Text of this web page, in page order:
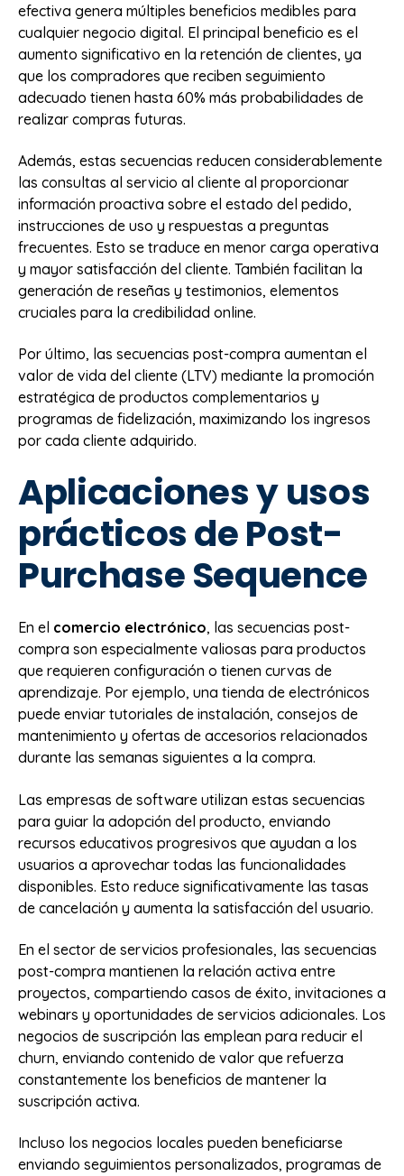
efectiva genera múltiples beneficios medibles para
cualquier negocio digital. El principal beneficio es el
aumento significativo en la retención de clientes, ya
que los compradores que reciben seguimiento
adecuado tienen hasta 60% más probabilidades de
realizar compras futuras.
Además, estas secuencias reducen considerablemente
las consultas al servicio al cliente al proporcionar
información proactiva sobre el estado del pedido,
instrucciones de uso y respuestas a preguntas
frecuentes. Esto se traduce en menor carga operativa
y mayor satisfacción del cliente. También facilitan la
generación de reseñas y testimonios, elementos
cruciales para la credibilidad online.
Por último, las secuencias post-compra aumentan el
valor de vida del cliente (LTV) mediante la promoción
estratégica de productos complementarios y
programas de fidelización, maximizando los ingresos
por cada cliente adquirido.
Aplicaciones y usos
prácticos de Post-
Purchase Sequence
En el comercio electrónico, las secuencias post-
compra son especialmente valiosas para productos
que requieren configuración o tienen curvas de
aprendizaje. Por ejemplo, una tienda de electrónicos
puede enviar tutoriales de instalación, consejos de
mantenimiento y ofertas de accesorios relacionados
durante las semanas siguientes a la compra.
Las empresas de software utilizan estas secuencias
para guiar la adopción del producto, enviando
recursos educativos progresivos que ayudan a los
usuarios a aprovechar todas las funcionalidades
disponibles. Esto reduce significativamente las tasas
de cancelación y aumenta la satisfacción del usuario.
En el sector de servicios profesionales, las secuencias
post-compra mantienen la relación activa entre
proyectos, compartiendo casos de éxito, invitaciones a
webinars y oportunidades de servicios adicionales. Los
negocios de suscripción las emplean para reducir el
churn, enviando contenido de valor que refuerza
constantemente los beneficios de mantener la
suscripción activa.
Incluso los negocios locales pueden beneficiarse
enviando seguimientos personalizados, programas de